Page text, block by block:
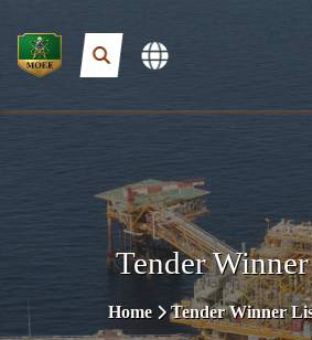
Tender
Home Tender Winner